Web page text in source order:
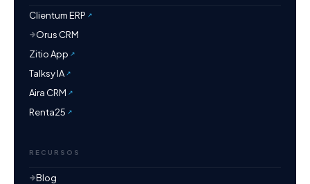
Clientum ERP
Orus CRM
Zitio App
Talksy IA
Aira CRM
Renta25
RECURSOS
Blog